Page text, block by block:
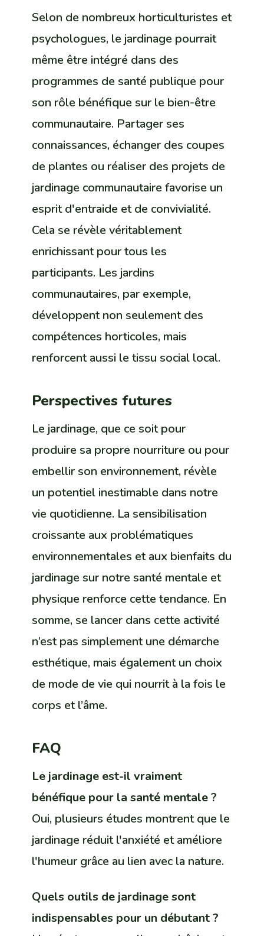
Selon de nombreux horticulturistes et
psychologues, le jardinage pourrait
même être intégré dans des
programmes de santé publique pour
son rôle bénéfique sur le bien-être
communautaire. Partager ses
connaissances, échanger des coupes
de plantes ou réaliser des projets de
jardinage communautaire favorise un
esprit d'entraide et de convivialité.
Cela se révèle véritablement
enrichissant pour tous les
participants. Les jardins
communautaires, par exemple,
développent non seulement des
compétences horticoles, mais
renforcent aussi le tissu social local.
Perspectives futures
Le jardinage, que ce soit pour
produire sa propre nourriture ou pour
embellir son environnement, révèle
un potentiel inestimable dans notre
vie quotidienne. La sensibilisation
croissante aux problématiques
environnementales et aux bienfaits du
jardinage sur notre santé mentale et
physique renforce cette tendance. En
somme, se lancer dans cette activité
n’est pas simplement une démarche
esthétique, mais également un choix
de mode de vie qui nourrit à la fois le
corps et l’âme.
FAQ
Le jardinage est-il vraiment
bénéfique pour la santé mentale ?
Oui, plusieurs études montrent que le
jardinage réduit l'anxiété et améliore
l'humeur grâce au lien avec la nature.
Quels outils de jardinage sont
indispensables pour un débutant ?